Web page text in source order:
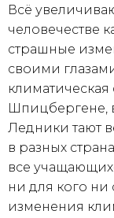
Всё
человечестве
страшные
своими
климатическая
Шпицбергене,
Ледники тают
в разных
все
ни для кого ни
изменения